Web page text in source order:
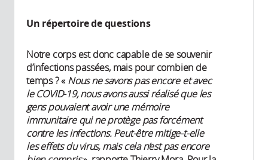
Un répertoire de questions
Notre corps est donc capable de se souvenir
d’infections passées, mais pour combien de
temps ? « Nous ne savons pas encore et avec
le COVID-19, nous avons aussi réalisé que les
gens pouvaient avoir une mémoire
immunitaire qui ne protège pas forcément
contre les infections. Peut-être mitige-t-elle
les effets du virus, mais cela n’est pas encore